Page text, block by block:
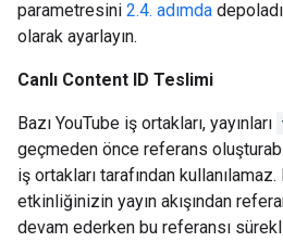
parametresini 2.4. adımda
olarak ayarlayın.
Canlı Content ID Teslimi
Bazı YouTube iş ortakları, yayınları
geçmeden önce referans
iş ortakları tarafından kullanılamaz.
etkinliğinizin yayın akışından
devam ederken bu referansı